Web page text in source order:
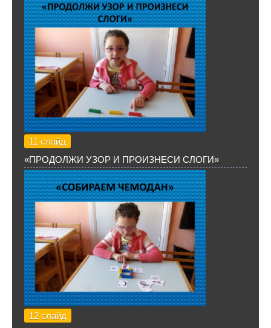
11 слайд
«ПРОДОЛЖИ УЗОР И ПРОИЗНЕСИ СЛОГИ»
12 слайд